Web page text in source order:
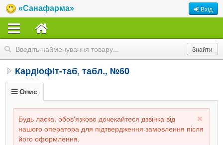
«Санафарма» Вхід
Кардіофіт-таб, табл., №60
Опис
Будь ласка, обов'язково дочекайтеся дзвінка від
нашого оператора для підтвердження замовлення після
його оформлення.